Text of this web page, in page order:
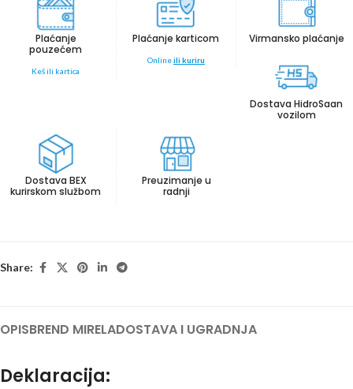
Plaćanje
pouzećem
Keš ili kartica
Plaćanje karticom
Onlineili kuriru
Virmansko plaćanje
Dostava HidroSaan
vozilom
Dostava BEX
kurirskom službom
Preuzimanje u
radnji
Share:
OPISBREND MIRELADOSTAVA I UGRADNJA
Deklaracija: